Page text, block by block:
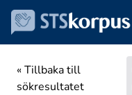
« Tillbaka till
sökresultatet